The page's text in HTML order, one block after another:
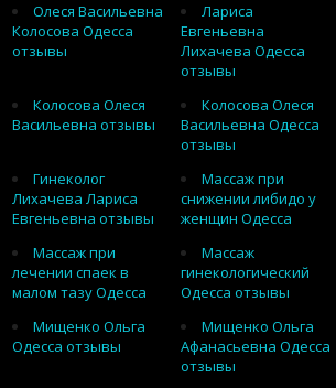
Олеся Васильевна
Колосова Одесса
отзывы
Лариса
Евгеньевна
Лихачева Одесса
отзывы
Колосова Олеся
Васильевна отзывы
Колосова Олеся
Васильевна Одесса
отзывы
Гинеколог
Лихачева Лариса
Евгеньевна отзывы
Массаж при
снижении либидо у
женщин Одесса
Массаж при
лечении спаек в
малом тазу Одесса
Массаж
гинекологический
Одесса отзывы
Мищенко Ольга
Одесса отзывы
Мищенко Ольга
Афанасьевна Одесса
отзывы